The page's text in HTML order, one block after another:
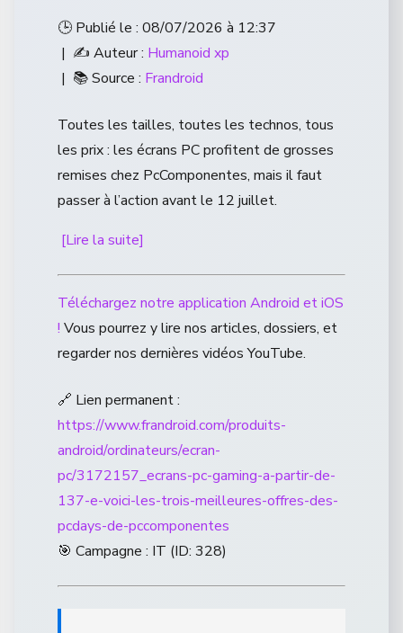
🕒 Publié le : 08/07/2026 à 12:37
| ✍️ Auteur : Humanoid xp
| 📚 Source : Frandroid
Toutes les tailles, toutes les technos, tous
les prix : les écrans PC profitent de grosses
remises chez PcComponentes, mais il faut
passer à l’action avant le 12 juillet.
[Lire la suite]
Téléchargez notre application Android et iOS
! Vous pourrez y lire nos articles, dossiers, et
regarder nos dernières vidéos YouTube.
🔗 Lien permanent :
https://www.frandroid.com/produits-
android/ordinateurs/ecran-
pc/3172157_ecrans-pc-gaming-a-partir-de-
137-e-voici-les-trois-meilleures-offres-des-
pcdays-de-pccomponentes
🎯 Campagne : IT (ID: 328)